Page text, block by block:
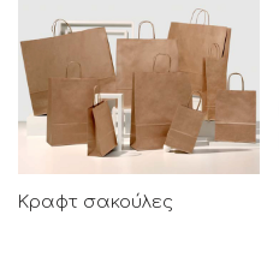
Κραφτ σακούλες